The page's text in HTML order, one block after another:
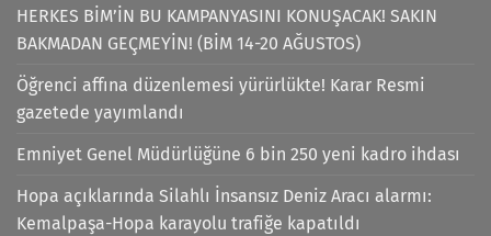
HERKES BİM’İN BU KAMPANYASINI KONUŞACAK! SAKIN
BAKMADAN GEÇMEYİN! (BİM 14-20 AĞUSTOS)
Öğrenci affına düzenlemesi yürürlükte! Karar Resmi
gazetede yayımlandı
Emniyet Genel Müdürlüğüne 6 bin 250 yeni kadro ihdası
Hopa açıklarında Silahlı İnsansız Deniz Aracı alarmı:
Kemalpaşa-Hopa karayolu trafiğe kapatıldı